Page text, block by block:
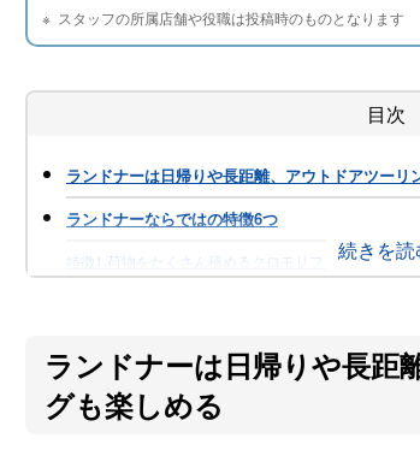
スタッフの所属店舗や役職は投稿時のものとなります
目次
ランドナーは日帰りや長距離、アウトドアツーリ
ランドナーならではの特徴6つ
特徴1.荷物をたくさん積めるクロモリフレーム
特徴4.どんな道でも走りやすいトリプルギア
特徴5.シンプルでクラシカルなカンチブレーキ
ランドナーは日帰りや長距
グも楽しめる